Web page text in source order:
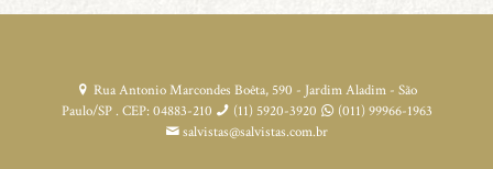
Rua Antonio Marcondes Boêta, 590 - Jardim Aladim - São
Paulo/SP . CEP: 04883-210
(11) 5920-3920
(011) 99966-1963
salvistas@salvistas.com.br